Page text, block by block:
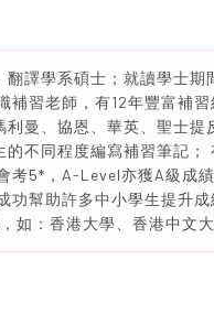
譯學系碩士；就讀學士
補習老師，有12年豐富補
曼、協恩、華英、聖士
不同程度編寫補習筆記
考5*，A-Level亦獲A級成
功幫助許多中小學生提升
如：香港大學、香港中文